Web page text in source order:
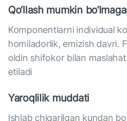
Qo‘llash mumkin
Komponentlarni individual
homiladorlik, emizish davri.
oldin shifokor bilan
etiladi
Yaroqlilik muddati
Ishlab chiqarilgan kundan